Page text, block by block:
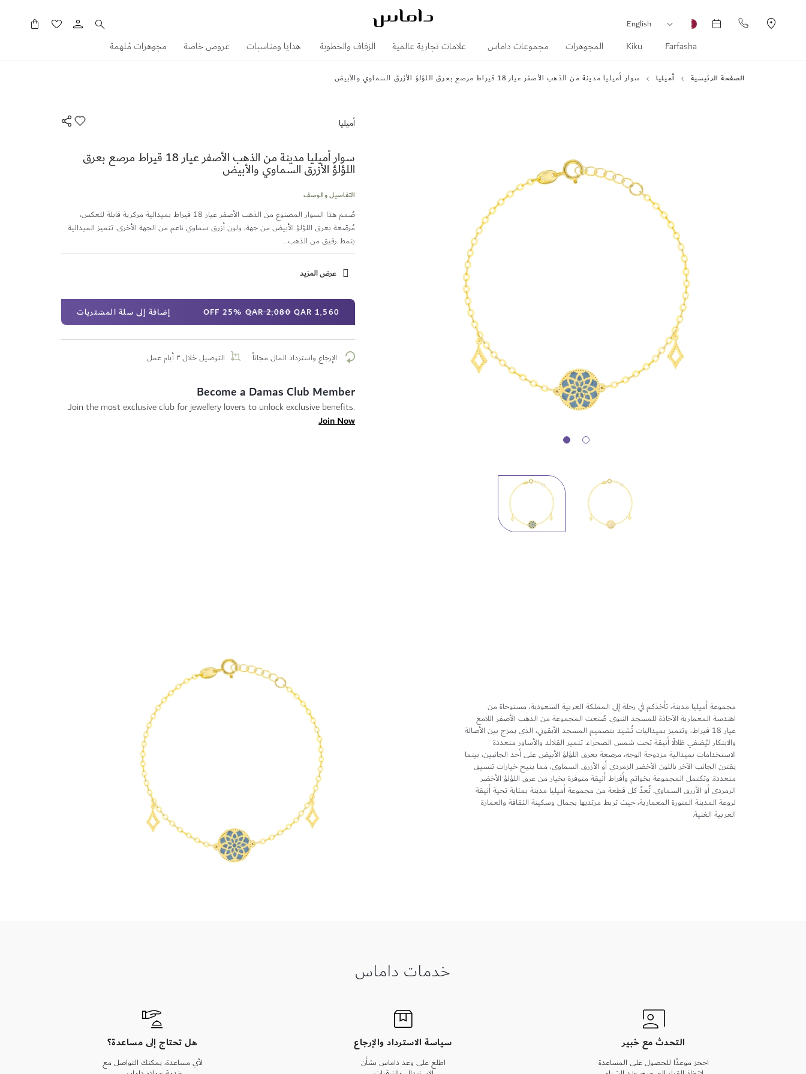
العملة لغة
English
Farfasha
Kiku المجوهرات مجموعات داماس علامات تجارية عالمية الزفاف والخطوبة هدايا ومناسبات عروض خاصة مجوهرات مُلهمة
الصفحة الرئيسية أميليا سوار أميليا مدينة من الذهب الأصفر عيار 18 قيراط مرصع بعرق اللؤلؤ الأزرق السماوي والأبيض
أميليا
سوار أميليا مدينة من الذهب الأصفر عيار 18 قيراط مرصع بعرق
اللؤلؤ الأزرق السماوي والأبيض
التفاصيل والوصف
صُمم هذا السوار المصنوع من الذهب الأصفر عيار 18 قيراط بميدالية مركزية قابلة للعكس،
مُرصّعة بعرق اللؤلؤ الأبيض من جهة، ولون أزرق سماوي ناعم من الجهة الأخرى. تتميز الميدالية
بنمط رقيق من الذهب...
عرض المزيد
سعر
خاص
1٬560 QAR 2٬080 QAR 25% OFF إضافة إلى سلة المشتريات
الإرجاع واسترداد المال مجاناً التوصيل خلال ٣ أيام عمل
Become a Damas Club Member
Join the most exclusive club for jewellery lovers to unlock exclusive benefits.
Join Now
مجموعة أميليا مدينة، تأخذكم في رحلة إلى المملكة العربية السعودية، مستوحاة من
اهندسة المعمارية الآخاذة للمسجد النبوي. صُنعت المجموعة من الذهب الأصفر اللامع
عيار 18 قيراط، وتتميز بميداليات تُشيد بتصميم المسجد الأيقوني، الذي يمزج بين الأصالة
والابتكار ليُضفي ظلالًا أنيقة تحت شمس الصحراء. تتميز القلائد والأساور متعددة
الاستخدامات بميدالية مزدوجة الوجه، مرصعة بعرق اللؤلؤ الأبيض على أحد الجانبين، بينما
يقترن الجانب الآخر باللون الأخضر الزمردي أو الأزرق السماوي، مما يتيح خيارات تنسيق
متعددة. وتكتمل المجموعة بخواتم وأقراط أنيقة متوفرة بخيار من عرق اللؤلؤ الأخضر
الزمردي أو الأزرق السماوي. تُعدّ كل قطعة من مجموعة أميليا مدينة بمثابة تحية أنيقة
لروعة المدينة المنورة المعمارية، حيث تربط مرتديها بجمال وسكينة الثقافة والعمارة
العربية الغنية.
خدمات داماس
التحدث مع خبير
احجز موعدًا للحصول على المساعدة
سياسة الاسترداد والإرجاع
اطلع على وعد داماس بشأن
هل تحتاج إلى مساعدة؟
لأي مساعدة، يمكنك التواصل مع